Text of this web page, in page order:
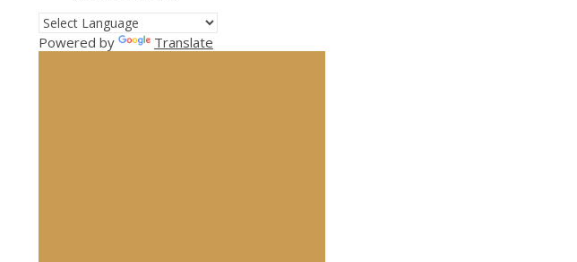
Powered by Translate